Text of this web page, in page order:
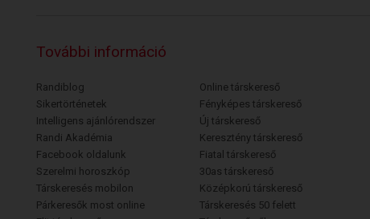
További információ
Randiblog
Sikertörténetek
Intelligens ajánlórendszer
Randi Akadémia
Facebook oldalunk
Szerelmi horoszkóp
Társkeresés mobilon
Párkeresők most online
Online társkereső
Fényképes társkereső
Új társkereső
Keresztény társkereső
Fiatal társkereső
30as társkereső
Középkorú társkereső
Társkeresés 50 felett